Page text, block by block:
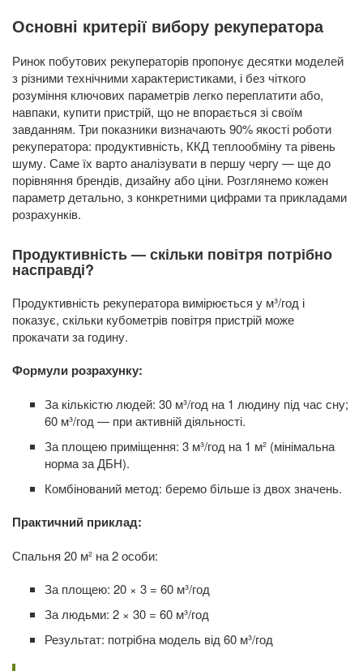
Основні критерії вибору рекуператора
Ринок побутових рекуператорів пропонує десятки моделей
з різними технічними характеристиками, і без чіткого
розуміння ключових параметрів легко переплатити або,
навпаки, купити пристрій, що не впорається зі своїм
завданням. Три показники визначають 90% якості роботи
рекуператора: продуктивність, ККД теплообміну та рівень
шуму. Саме їх варто аналізувати в першу чергу — ще до
порівняння брендів, дизайну або ціни. Розглянемо кожен
параметр детально, з конкретними цифрами та прикладами
розрахунків.
Продуктивність — скільки повітря потрібно
насправді?
Продуктивність рекуператора вимірюється у м³/год і
показує, скільки кубометрів повітря пристрій може
прокачати за годину.
Формули розрахунку:
За кількістю людей: 30 м³/год на 1 людину під час сну;
60 м³/год — при активній діяльності.
За площею приміщення: 3 м³/год на 1 м² (мінімальна
норма за ДБН).
Комбінований метод: беремо більше із двох значень.
Практичний приклад:
Спальня 20 м² на 2 особи:
За площею: 20 × 3 = 60 м³/год
За людьми: 2 × 30 = 60 м³/год
Результат: потрібна модель від 60 м³/год